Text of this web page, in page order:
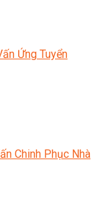
Ứng Tuyển
Chinh Phục Nhà